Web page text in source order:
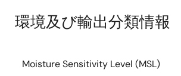
環境及び輸出分類情報
Moisture Sensitivity Level (MSL)